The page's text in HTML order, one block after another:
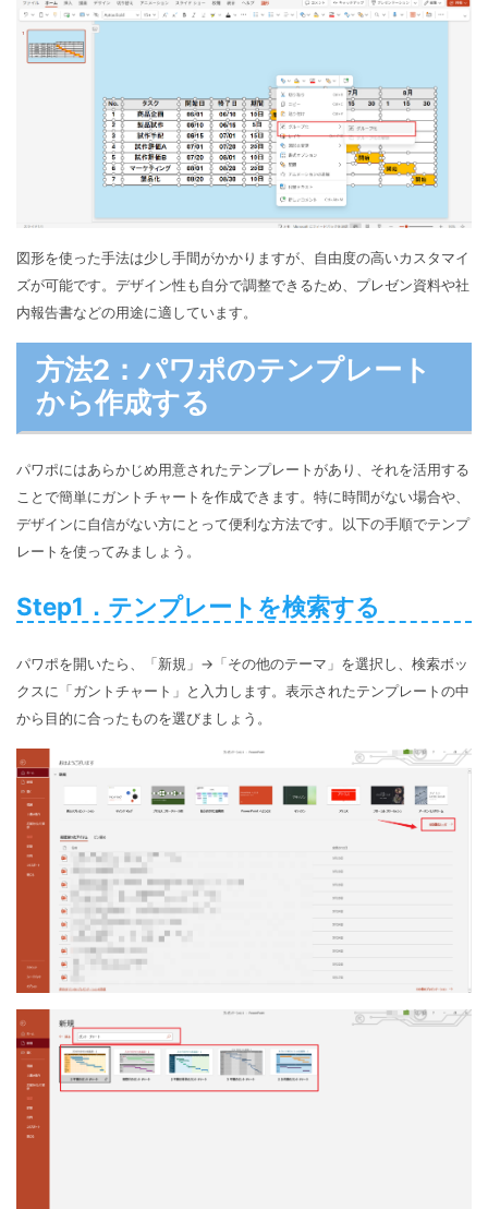
図形を使った手法は少し手間がかかりますが、自由度の高いカスタマイ
ズが可能です。デザイン性も自分で調整できるため、プレゼン資料や社
内報告書などの用途に適しています。
方法2：パワポのテンプレート
から作成する
パワポにはあらかじめ用意されたテンプレートがあり、それを活用する
ことで簡単にガントチャートを作成できます。特に時間がない場合や、
デザインに自信がない方にとって便利な方法です。以下の手順でテンプ
レートを使ってみましょう。
Step1．テンプレートを検索する
パワポを開いたら、「新規」→「その他のテーマ」を選択し、検索ボッ
クスに「ガントチャート」と入力します。表示されたテンプレートの中
から目的に合ったものを選びましょう。